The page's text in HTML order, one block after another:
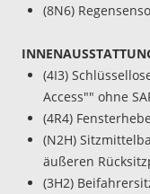
(8N6)
(4I3)
Access"" ohne
(4R4)
(N2H)
äußeren
(3H2)